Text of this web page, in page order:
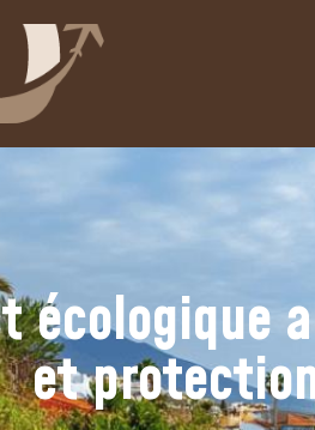
écologique
et